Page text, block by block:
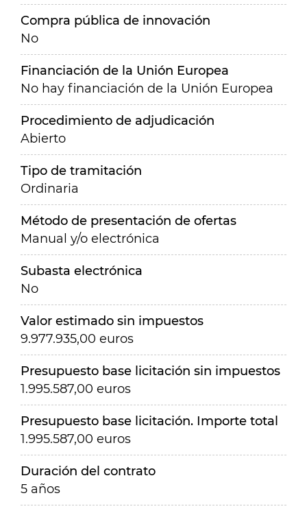
Compra pública de innovación
No
Financiación de la Unión Europea
No hay financiación de la Unión Europea
Procedimiento de adjudicación
Abierto
Tipo de tramitación
Ordinaria
Método de presentación de ofertas
Manual y/o electrónica
Subasta electrónica
No
Valor estimado sin impuestos
9.977.935,00 euros
Presupuesto base licitación sin impuestos
1.995.587,00 euros
Presupuesto base licitación. Importe total
1.995.587,00 euros
Duración del contrato
5 años